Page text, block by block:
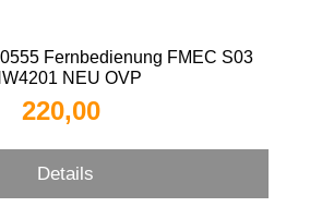
Fernbedienung FMEC S03
NEU OVP
220,00 
Details